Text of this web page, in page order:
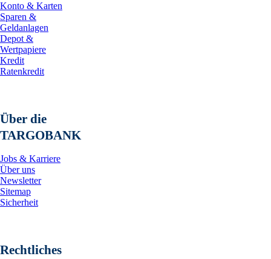
Konto & Karten
Sparen &
Geldanlagen
Depot &
Wertpapiere
Kredit
Ratenkredit
Über die
TARGOBANK
Jobs & Karriere
Über uns
Newsletter
Sitemap
Sicherheit
Rechtliches